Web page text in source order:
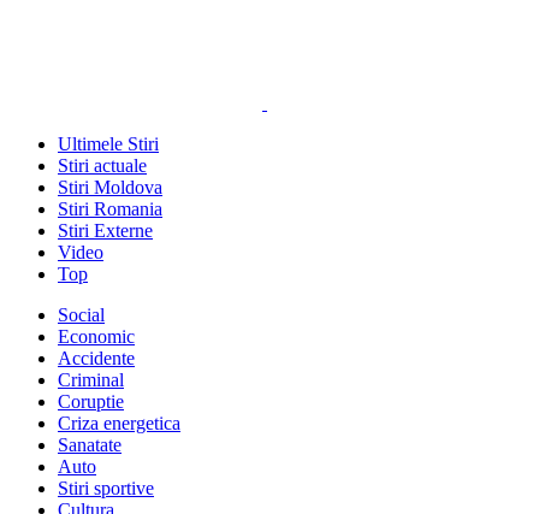
Ultimele Stiri
Stiri actuale
Stiri Moldova
Stiri Romania
Stiri Externe
Video
Top
Social
Economic
Accidente
Criminal
Coruptie
Criza energetica
Sanatate
Auto
Stiri sportive
Cultura